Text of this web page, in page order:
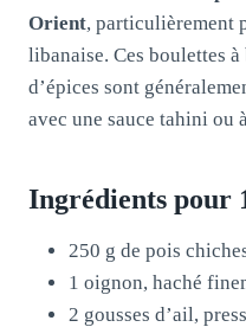
Orient, particulièrement
libanaise. Ces boulettes
d’épices sont
avec une sauce tahini ou
Ingrédients pour
250 g de pois
1 oignon, haché
2 gousses d’ail,